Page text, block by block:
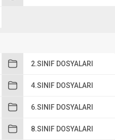
2.SINIF DOSYALARI
4.SINIF DOSYALARI
6.SINIF DOSYALARI
8.SINIF DOSYALARI